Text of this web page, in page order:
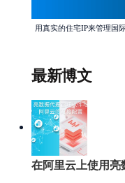
用真实的住宅IP来管理国际
最新博文
在阿里云上使用